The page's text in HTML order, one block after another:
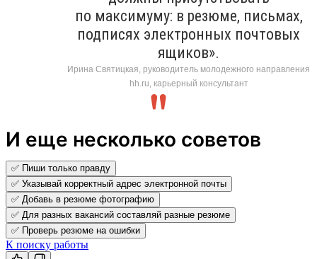
по максимуму: в резюме, письмах,
подписях электронных почтовых
ящиков».
Ирина Святицкая, руководитель молодежного направления
hh.ru, карьерный консультант
И еще несколько советов
✅ Пиши только правду
✅ Указывай корректный адрес электронной почты
✅ Добавь в резюме фотографию
✅ Для разных вакансий составляй разные резюме
✅ Проверь резюме на ошибки
К поиску работы